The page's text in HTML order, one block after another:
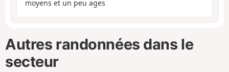
moyens et un peu ages
Autres randonnées dans le
secteur